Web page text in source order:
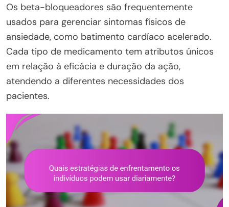
Os beta-bloqueadores são frequentemente
usados para gerenciar sintomas físicos de
ansiedade, como batimento cardíaco acelerado.
Cada tipo de medicamento tem atributos únicos
em relação à eficácia e duração da ação,
atendendo a diferentes necessidades dos
pacientes.